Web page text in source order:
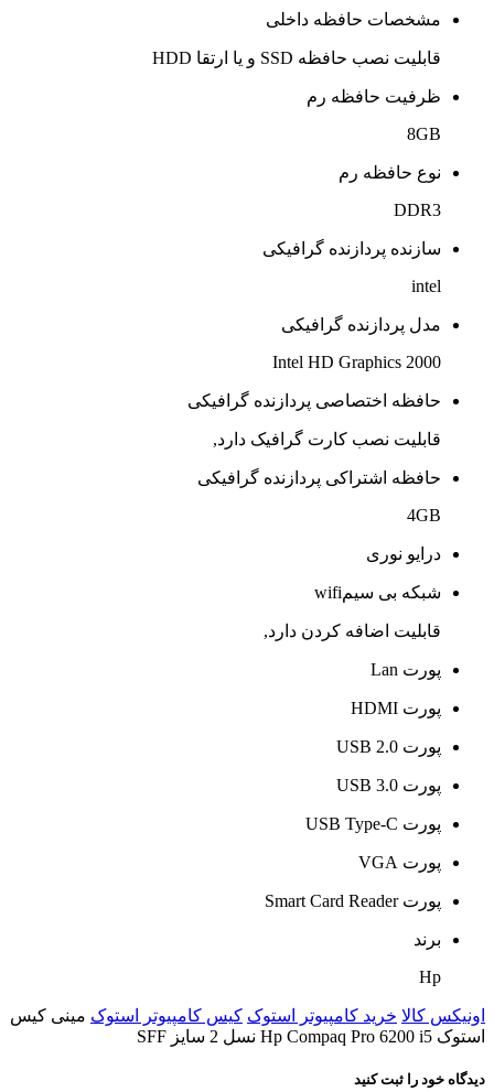
مشخصات حافظه داخلی
قابلیت نصب حافظه SSD و یا ارتقا HDD
ظرفیت حافظه رم
8GB
نوع حافظه رم
DDR3
سازنده پردازنده گرافیکی
intel
مدل پردازنده گرافیکی
Intel HD Graphics 2000
حافظه اختصاصی پردازنده گرافیکی
قابلیت نصب کارت گرافیک دارد,
حافظه اشتراکی پردازنده گرافیکی
4GB
درایو نوری
شبکه بی سیمwifi
قابلیت اضافه کردن دارد,
پورت Lan
پورت HDMI
پورت USB 2.0
پورت USB 3.0
پورت USB Type-C
پورت VGA
پورت Smart Card Reader
برند
Hp
اونیکس کالا خرید کامپیوتر استوک کیس کامپیوتر استوک مینی کیس
استوک Hp Compaq Pro 6200 i5 نسل 2 سایز SFF
دیدگاه خود را ثبت کنید